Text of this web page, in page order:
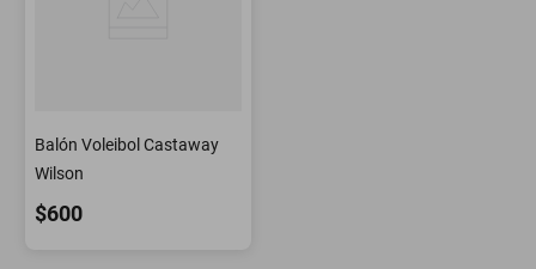
Balón Voleibol Castaway
Wilson
$600